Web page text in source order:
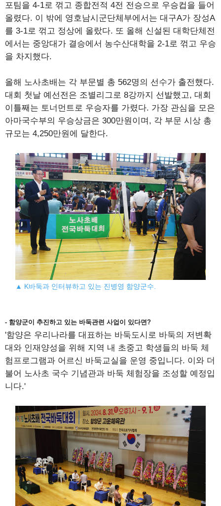
포팀을 4-1로 꺾고 종합전적 4전 전승으로 우승컵을 들어
올렸다. 이 밖에 영호남시군단체부에서는 대구A가 장성A
를 3-1로 꺾고 정상에 올랐다. 또 올해 신설된 대학단체전
에서는 중앙대가 결승에서 농수산대학을 2-1로 꺾고 우승
을 차지했다.
올해 노사초배는 각 부문별 총 562명의 선수가 출전했다.
대회 첫날 예선전은 조별리그로 8강까지 선발했고, 대회
이틀째는 토너먼트로 우승자를 가렸다. 가장 관심을 모은
아마국수부의 우승상금은 300만원이며, 각 부문 시상 총
규모는 4,250만원에 달한다.
▲ K바둑과 인터뷰하고 있는 진병영 함양군수.
- 함양군이 추진하고 있는 바둑관련 사업이 있다면?
'함양은 우리나라를 대표하는 바둑도시로 바둑의 저변확
대와 인재양성을 위해 지역 내 초중고 학생들의 바둑 체
험프로그램과 어르신 바둑교실을 운영 중입니다. 이와 더
불어 노사초 국수 기념관과 바둑 체험장을 조성할 예정입
니다.'